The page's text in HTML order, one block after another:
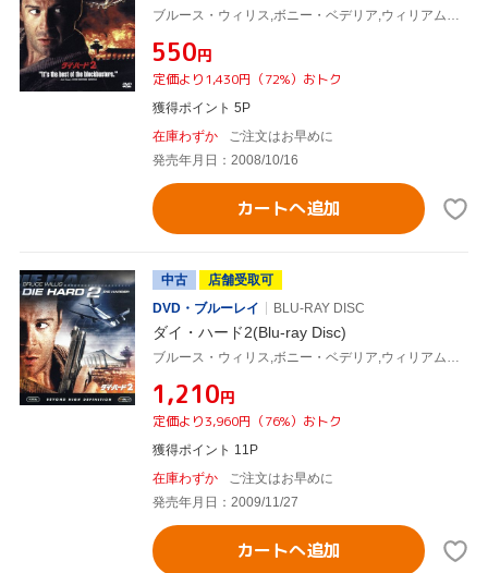
ブルース・ウィリス,ボニー・ベデリア,ウィリアム・アザートン,レニー・ハーリン(監督),マイケル・カーメン(音楽)
¥550円
定価より1,430円（72%）おトク
獲得ポイント 5P
在庫わずか
ご注文はお早めに
発売年月日：2008/10/16
カートへ追加
中古
店舗受取可
DVD・ブルーレイ
BLU-RAY DISC
ダイ・ハード2(Blu-ray Disc)
ブルース・ウィリス,ボニー・ベデリア,ウィリアム・アザートン,レニー・ハーリン(監督),マイケル・カーメン(音楽)
¥1,210円
定価より3,960円（76%）おトク
獲得ポイント 11P
在庫わずか
ご注文はお早めに
発売年月日：2009/11/27
カートへ追加